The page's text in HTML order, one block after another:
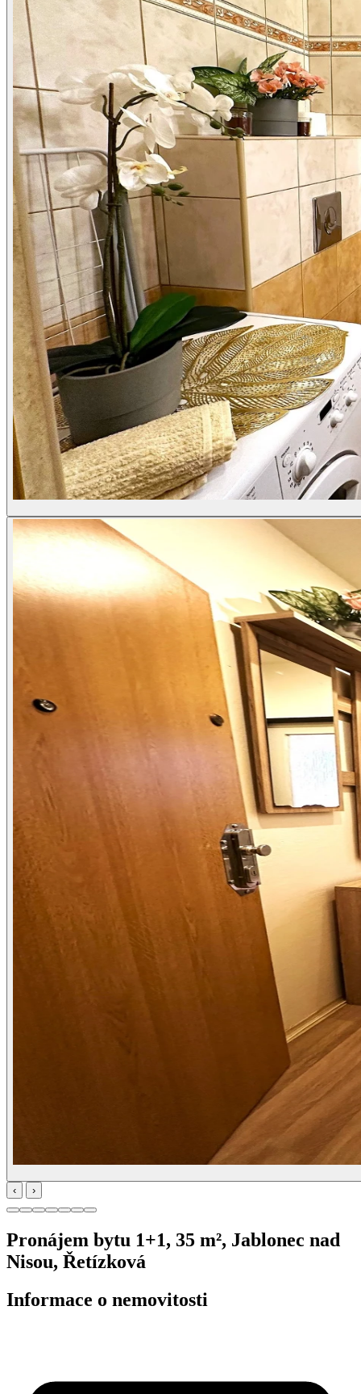
‹ ›
Pronájem bytu 1+1, 35 m², Jablonec nad
Nisou, Řetízková
Informace o nemovitosti